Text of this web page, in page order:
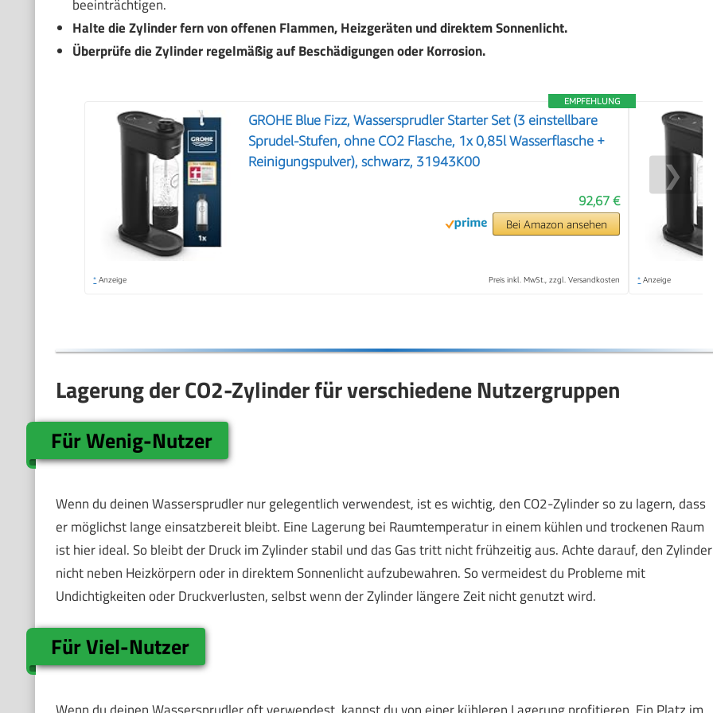
beeinträchtigen.
Halte die Zylinder fern von offenen Flammen, Heizgeräten und direktem Sonnenlicht.
Überprüfe die Zylinder regelmäßig auf Beschädigungen oder Korrosion.
EMPFEHLUNG
GROHE Blue Fizz, Wassersprudler Starter Set (3 einstellbare
Sprudel-Stufen, ohne CO2 Flasche, 1x 0,85l Wasserflasche +
Reinigungspulver), schwarz, 31943K00
92,67 €
Bei Amazon ansehen
* Anzeige Preis inkl. MwSt., zzgl. Versandkosten * Anzeige
❯
Lagerung der CO2-Zylinder für verschiedene Nutzergruppen
Für Wenig-Nutzer
Wenn du deinen Wassersprudler nur gelegentlich verwendest, ist es wichtig, den CO2-Zylinder so zu lagern, dass
er möglichst lange einsatzbereit bleibt. Eine Lagerung bei Raumtemperatur in einem kühlen und trockenen Raum
ist hier ideal. So bleibt der Druck im Zylinder stabil und das Gas tritt nicht frühzeitig aus. Achte darauf, den Zylinder
nicht neben Heizkörpern oder in direktem Sonnenlicht aufzubewahren. So vermeidest du Probleme mit
Undichtigkeiten oder Druckverlusten, selbst wenn der Zylinder längere Zeit nicht genutzt wird.
Für Viel-Nutzer